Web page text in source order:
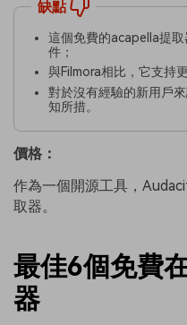
缺點
這個免費的acapella提
件；
與Filmora相比，它支持
對於沒有經驗的新用戶
知所措。
價格：
作為一個開源工具，
取器。
最佳6個免費
器